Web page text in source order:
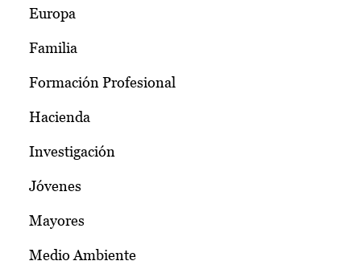
Europa
Familia
Formación Profesional
Hacienda
Investigación
Jóvenes
Mayores
Medio Ambiente